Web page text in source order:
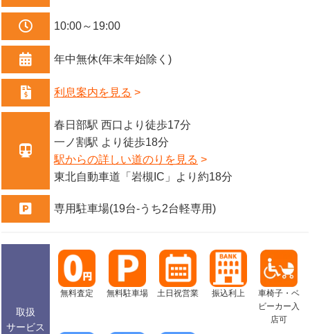
品など分からない事がございましたら、お気軽にご相談ください！お電話・
メールでの事前査定やお問い合わせも承っております。
急な出費があって、でも売りたくない。。。そんな時当店の質サービスをご
利用ください。可能な限りご希望の金額に近づけるよう頑張らせていただき
ます。皆様のご来店を心よりお待ちしております。
※現在、店頭販売は行っておりませんので予めご了承ください。
10:00～19:00
年中無休(年末年始除く)
利息案内を見る
春日部駅 西口より徒歩17分
一ノ割駅 より徒歩18分
駅からの詳しい道のりを見る
東北自動車道「岩槻IC」より約18分
専用駐車場(19台-うち2台軽専用)
取扱
サービス
無料査定 無料駐車場 土日祝営業 振込利上
車椅子・ベ
ビーカー入
店可